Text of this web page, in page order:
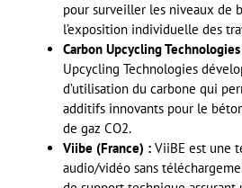
pour surveiller les niveaux de
l’exposition individuelle des
Carbon Upcycling
Upcycling Technologies
d’utilisation du carbone qui
additifs innovants pour le
de gaz CO2.
Viibe (France) : ViiBE est une
audio/vidéo sans